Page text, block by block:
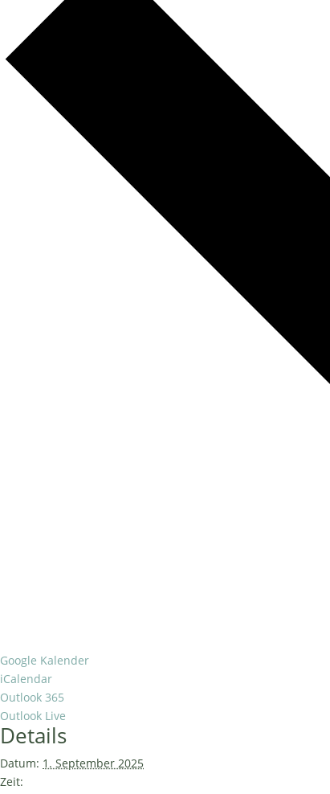
Google Kalender
iCalendar
Outlook 365
Outlook Live
Details
Datum: 1. September 2025
Zeit: